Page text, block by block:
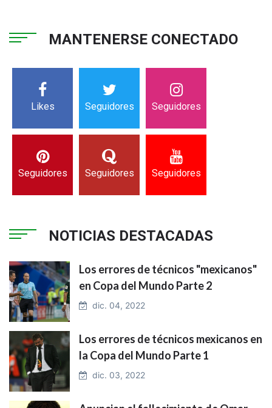
MANTENERSE CONECTADO
Likes Seguidores Seguidores
Seguidores Seguidores Seguidores
NOTICIAS DESTACADAS
Los errores de técnicos "mexicanos"
en Copa del Mundo Parte 2
dic. 04, 2022
Los errores de técnicos mexicanos en
la Copa del Mundo Parte 1
dic. 03, 2022